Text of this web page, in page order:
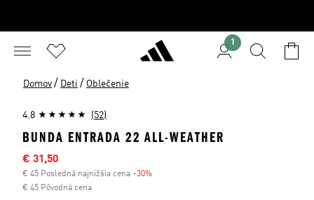
1
Domov / Deti / Oblečenie
4.8 (52)
BUNDA ENTRADA 22 ALL-WEATHER
Výpredajová cena
€ 31,50
€ 45 Posledná najnižšia cena -30%
€ 45 Pôvodná cena